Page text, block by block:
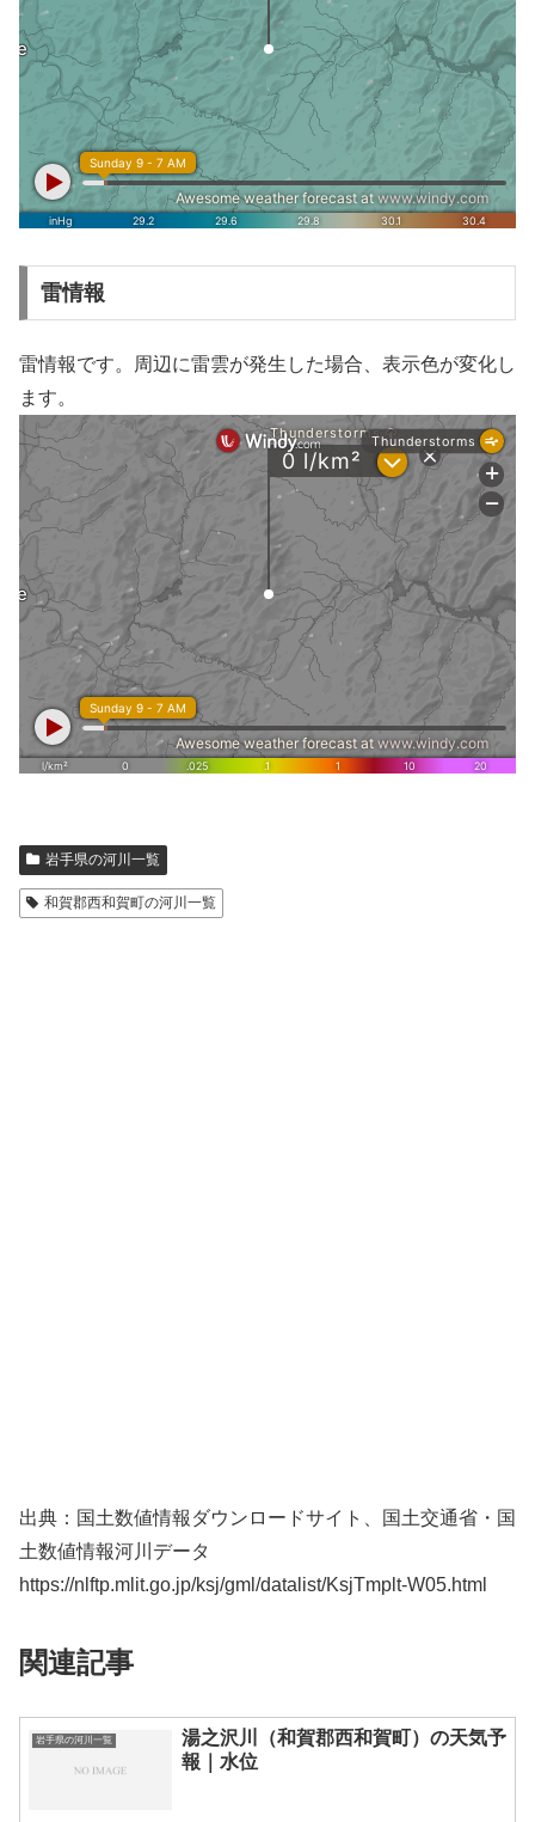
雷情報
雷情報です。周辺に雷雲が発生した場合、表示色が変化し
ます。
岩手県の河川一覧
和賀郡西和賀町の河川一覧
出典：国土数値情報ダウンロードサイト、国土交通省・国
土数値情報河川データ
https://nlftp.mlit.go.jp/ksj/gml/datalist/KsjTmplt-W05.html
関連記事
岩手県の河川一覧
湯之沢川（和賀郡西和賀町）の天気予
報｜水位